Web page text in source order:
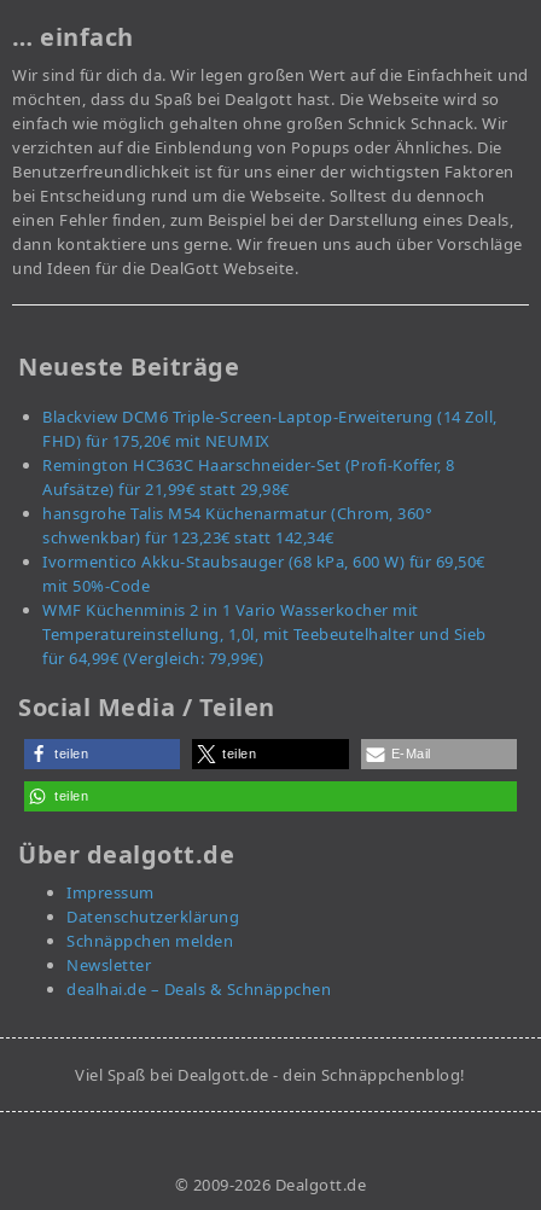
… einfach
Wir sind für dich da. Wir legen großen Wert auf die Einfachheit und
möchten, dass du Spaß bei Dealgott hast. Die Webseite wird so
einfach wie möglich gehalten ohne großen Schnick Schnack. Wir
verzichten auf die Einblendung von Popups oder Ähnliches. Die
Benutzerfreundlichkeit ist für uns einer der wichtigsten Faktoren
bei Entscheidung rund um die Webseite. Solltest du dennoch
einen Fehler finden, zum Beispiel bei der Darstellung eines Deals,
dann kontaktiere uns gerne. Wir freuen uns auch über Vorschläge
und Ideen für die DealGott Webseite.
Neueste Beiträge
Blackview DCM6 Triple-Screen-Laptop-Erweiterung (14 Zoll,
FHD) für 175,20€ mit NEUMIX
Remington HC363C Haarschneider-Set (Profi-Koffer, 8
Aufsätze) für 21,99€ statt 29,98€
hansgrohe Talis M54 Küchenarmatur (Chrom, 360°
schwenkbar) für 123,23€ statt 142,34€
Ivormentico Akku-Staubsauger (68 kPa, 600 W) für 69,50€
mit 50%-Code
WMF Küchenminis 2 in 1 Vario Wasserkocher mit
Temperatureinstellung, 1,0l, mit Teebeutelhalter und Sieb
für 64,99€ (Vergleich: 79,99€)
Social Media / Teilen
teilen teilen E-Mail
teilen
Über dealgott.de
Impressum
Datenschutzerklärung
Schnäppchen melden
Newsletter
dealhai.de – Deals & Schnäppchen
Viel Spaß bei Dealgott.de - dein Schnäppchenblog!
© 2009-2026 Dealgott.de